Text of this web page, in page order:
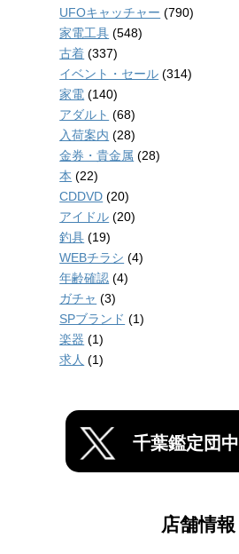
UFOキャッチャー (790)
家電工具 (548)
古着 (337)
イベント・セール (314)
家電 (140)
アダルト (68)
入荷案内 (28)
金券・貴金属 (28)
本 (22)
CDDVD (20)
アイドル (20)
釣具 (19)
WEBチラシ (4)
年齢確認 (4)
ガチャ (3)
SPブランド (1)
楽器 (1)
求人 (1)
千葉鑑定団
店舗情報